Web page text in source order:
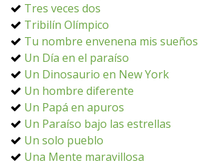
Tres veces dos
Tribilín Olímpico
Tu nombre envenena mis sueños
Un Día en el paraíso
Un Dinosaurio en New York
Un hombre diferente
Un Papá en apuros
Un Paraíso bajo las estrellas
Un solo pueblo
Una Mente maravillosa